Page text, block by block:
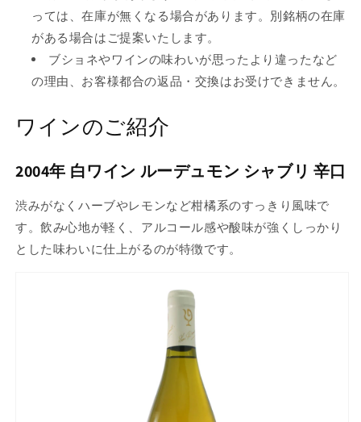
っては、在庫が無くなる場合があります。別銘柄の在庫
がある場合はご提案いたします。
ブショネやワインの味わいが思ったより違ったなど
の理由、お客様都合の返品・交換はお受けできません。
ワインのご紹介
2004年 白ワイン ルーデュモン シャブリ 辛口
渋みがなくハーブやレモンなど柑橘系のすっきり風味で
す。飲み心地が軽く、アルコール感や酸味が強くしっかり
とした味わいに仕上がるのが特徴です。